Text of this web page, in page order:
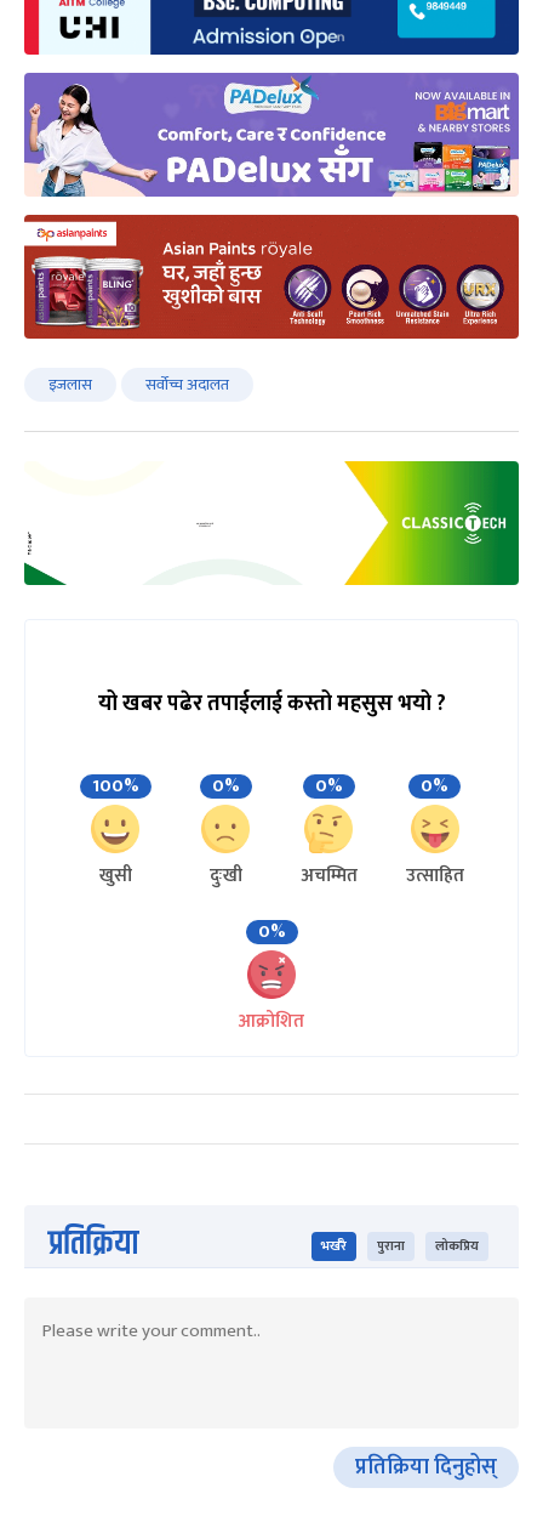
इजलास सर्वोच्च अदालत
यो खबर पढेर तपाईलाई कस्तो महसुस भयो ?
100%
खुसी
0%
दुःखी
0%
अचम्मित
0%
उत्साहित
0%
आक्रोशित
प्रतिक्रिया भर्खरै पुराना लोकप्रिय
प्रतिक्रिया दिनुहोस्